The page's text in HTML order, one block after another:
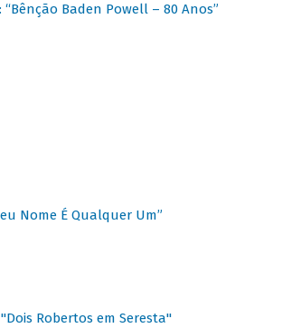
Baden Powell – 80 Anos”
Nome É Qualquer Um”
Robertos em Seresta"